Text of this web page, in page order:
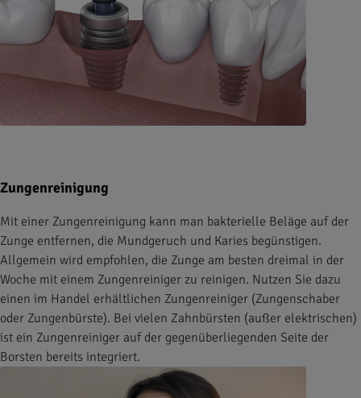
Zungenreinigung
Mit einer Zungenreinigung kann man bakterielle Beläge auf der
Zunge entfernen, die Mundgeruch und Karies begünstigen.
Allgemein wird empfohlen, die Zunge am besten dreimal in der
Woche mit einem Zungenreiniger zu reinigen. Nutzen Sie dazu
einen im Handel erhältlichen Zungenreiniger (Zungenschaber
oder Zungenbürste). Bei vielen Zahnbürsten (außer elektrischen)
ist ein Zungenreiniger auf der gegenüberliegenden Seite der
Borsten bereits integriert.